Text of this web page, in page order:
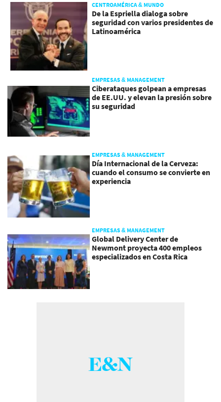
CENTROAMÉRICA & MUNDO
De la Espriella dialoga sobre
seguridad con varios presidentes de
Latinoamérica
EMPRESAS & MANAGEMENT
Ciberataques golpean a empresas
de EE.UU. y elevan la presión sobre
su seguridad
EMPRESAS & MANAGEMENT
Día Internacional de la Cerveza:
cuando el consumo se convierte en
experiencia
EMPRESAS & MANAGEMENT
Global Delivery Center de
Newmont proyecta 400 empleos
especializados en Costa Rica